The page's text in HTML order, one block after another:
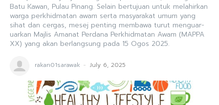
Batu Kawan, Pulau Pinang. Selain bertujuan untuk melahirkan
warga perkhidmatan awam serta masyarakat umum yang
sihat dan cergas, mesej penting membawa turut menguar-
uarkan Majlis Amanat Perdana Perkhidmatan Awam (MAPPA
XX) yang akan berlangsung pada 15 Ogos 2025.
rakan01sarawak - July 6, 2025